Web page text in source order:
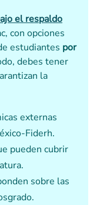
el respaldo
con opciones
estudiantes por
debes tener
la
externas
Fiderh.
pueden cubrir
sobre las